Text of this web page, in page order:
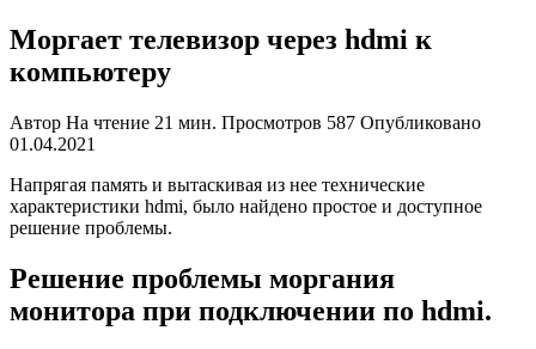
Моргает телевизор через hdmi к
компьютеру
Автор На чтение 21 мин. Просмотров 587 Опубликовано
01.04.2021
Напрягая память и вытаскивая из нее технические
характеристики hdmi, было найдено простое и доступное
решение проблемы.
Решение проблемы моргания
монитора при подключении по hdmi.